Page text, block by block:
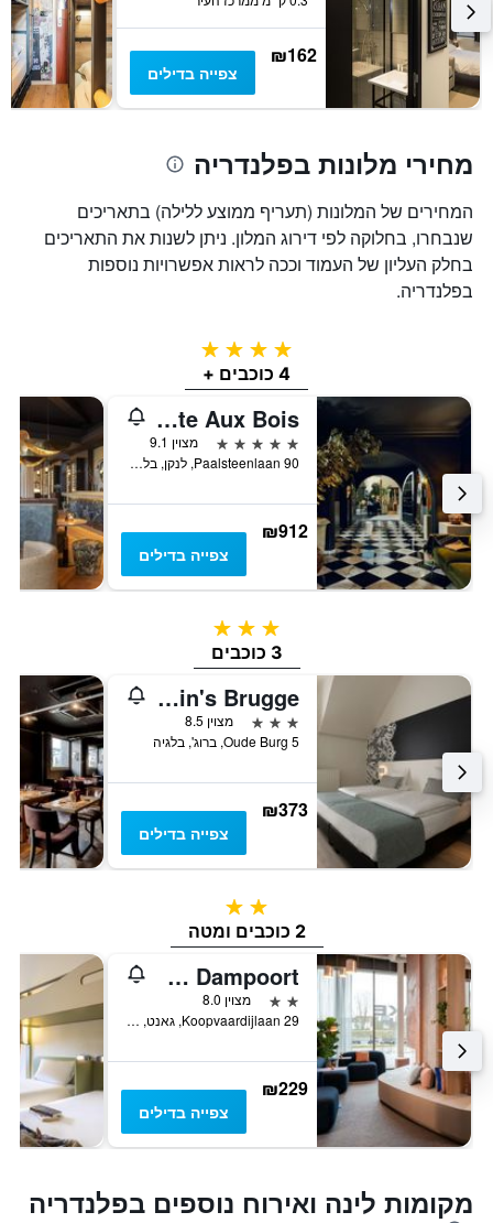
₪162
צפייה בדילים
מחירי מלונות בפלנדריה
המחירים של המלונות (תעריף ממוצע ללילה) בתאריכים
שנבחרו, בחלוקה לפי דירוג המלון. ניתן לשנות את התאריכים
בחלק העליון של העמוד וככה לראות אפשרויות נוספות
בפלנדריה.
4 כוכבים
4 כוכבים +
Domaine La Butte Aux Bois
5 כוכבים
מצוין 9.1
Paalsteenlaan 90, לנקן, בלגיה
₪912
צפייה בדילים
3 כוכבים
3 כוכבים
Martin's Brugge
3 כוכבים
מצוין 8.5
Oude Burg 5, ברוג', בלגיה
₪373
צפייה בדילים
2 כוכבים
2 כוכבים ומטה
ibis budget Gent Centrum Dampoort
2 כוכבים
מצוין 8.0
Koopvaardijlaan 29, גאנט, בלגיה
₪229
צפייה בדילים
מקומות לינה ואירוח נוספים בפלנדריה